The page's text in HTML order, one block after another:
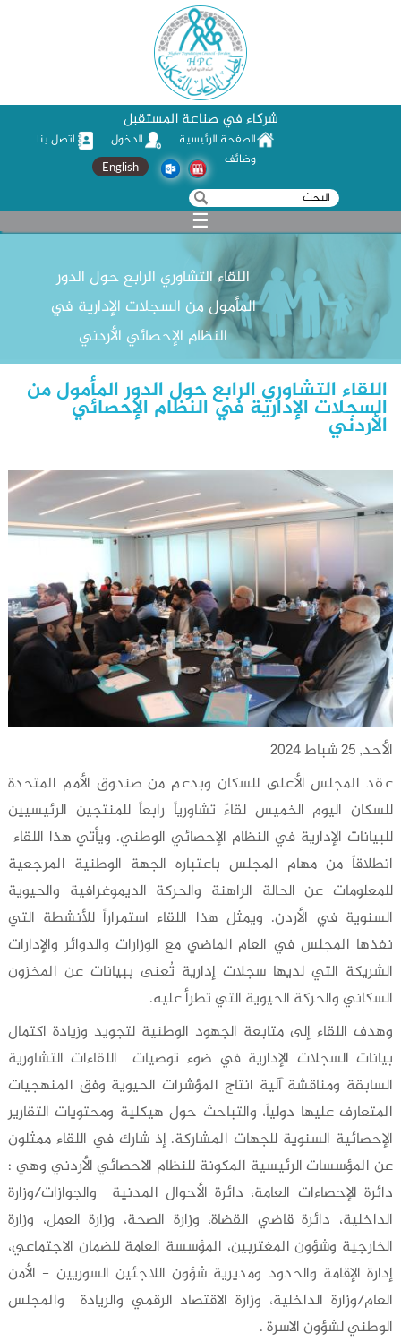
شركاء في صناعة المستقبل
الصفحة الرئيسية الدخول
اتصل بنا
وظائف
استمارة البحث
‏بحث ‏
English
☰
اللقاء التشاوري الرابع حول الدور
المأمول من السجلات الإدارية في
النظام الإحصائي الأردني
اللقاء التشاوري الرابع حول الدور المأمول من
السجلات الإدارية في النظام الإحصائي
الأردني
الأحد, 25 شباط 2024
عقد المجلس الأعلى للسكان وبدعم من صندوق الأمم المتحدة
للسكان اليوم الخميس لقاءً تشاورياً رابعاً للمنتجين الرئيسيين
للبيانات الإدارية في النظام الإحصائي الوطني. ويأتي هذا اللقاء
انطلاقاً من مهام المجلس باعتباره الجهة الوطنية المرجعية
للمعلومات عن الحالة الراهنة والحركة الديموغرافية والحيوية
السنوية في الأردن. ويمثل هذا اللقاء استمراراً للأنشطة التي
نفذها المجلس في العام الماضي مع الوزارات والدوائر والإدارات
الشريكة التي لديها سجلات إدارية تُعنى ببيانات عن المخزون
السكاني والحركة الحيوية التي تطرأ عليه.
وهدف اللقاء إلى متابعة الجهود الوطنية لتجويد وزيادة اكتمال
بيانات السجلات الإدارية في ضوء توصيات اللقاءات التشاورية
السابقة ومناقشة آلية انتاج المؤشرات الحيوية وفق المنهجيات
المتعارف عليها دولياً، والتباحث حول هيكلية ومحتويات التقارير
الإحصائية السنوية للجهات المشاركة. إذ شارك في اللقاء ممثلون
عن المؤسسات الرئيسية المكونة للنظام الاحصائي الأردني وهي :
دائرة الإحصاءات العامة، دائرة الأحوال المدنية والجوازات/وزارة
الداخلية، دائرة قاضي القضاة، وزارة الصحة، وزارة العمل، وزارة
الخارجية وشؤون المغتربين، المؤسسة العامة للضمان الاجتماعي،
إدارة الإقامة والحدود ومديرية شؤون اللاجئين السوريين - الأمن
العام/وزارة الداخلية، وزارة الاقتصاد الرقمي والريادة والمجلس
الوطني لشؤون الاسرة .